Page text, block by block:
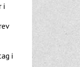
i
i